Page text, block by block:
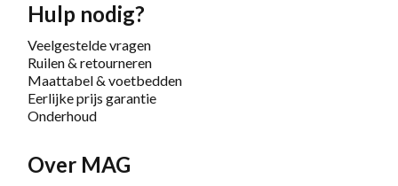
Hulp nodig?
Veelgestelde vragen
Ruilen & retourneren
Maattabel & voetbedden
Eerlijke prijs garantie
Onderhoud
Over MAG